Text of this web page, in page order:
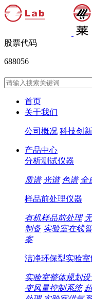
股票代码
688056
首页
关于我们
公司概况 科技创新
产品中心
分析测试仪器
质谱 光谱 色谱 全
样品前处理仪器
有机样品前处理
制备 实验室在线
案
洁净环保型实验
实验室整体规划设
变风量控制系统